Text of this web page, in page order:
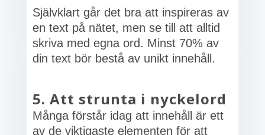
Självklart går det bra att inspireras av
en text på nätet, men se till att alltid
skriva med egna ord. Minst 70% av
din text bör bestå av unikt innehåll.
5. Att strunta i nyckelord
Många förstår idag att innehåll är ett
av de viktigaste elementen för att